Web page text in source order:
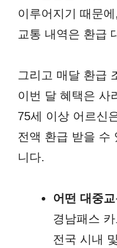
이루어지기 때문
교통 내역은 환급
그리고 매달 환급
이번 달 혜택은 사
75세 이상 어르신
전액 환급 받을 수
니다.
어떤 대중
경남패스
전국 시내